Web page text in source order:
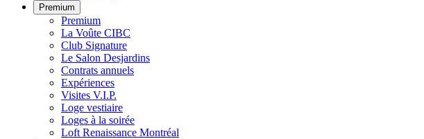
Premium
Premium
La Voûte CIBC
Club Signature
Le Salon Desjardins
Contrats annuels
Expériences
Visites V.I.P.
Loge vestiaire
Loges à la soirée
Loft Renaissance Montréal